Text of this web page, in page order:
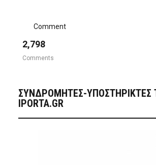
Comment
2,798
Comments
ΣΥΝΔΡΟΜΗΤΈΣ-ΥΠΟΣΤΗΡΙΚΤΈΣ
IPORTA.GR